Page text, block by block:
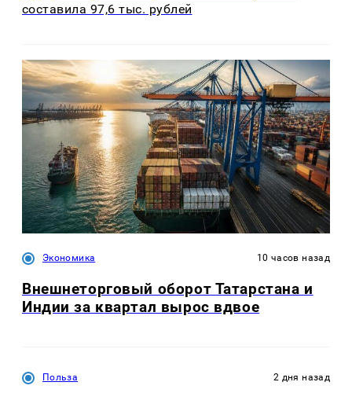
составила 97,6 тыс. рублей
Экономика 10 часов назад
Внешнеторговый оборот Татарстана и
Индии за квартал вырос вдвое
Польза 2 дня назад